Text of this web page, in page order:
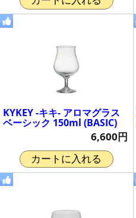
KYKEY -キキ- アロマグラス
ベーシック 150ml (BASIC)
6,600円
カートに入れる